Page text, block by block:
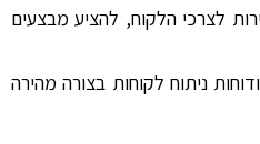
לצרכי הלקוח, להציע מבצעים
ניתוח לקוחות בצורה מהירה